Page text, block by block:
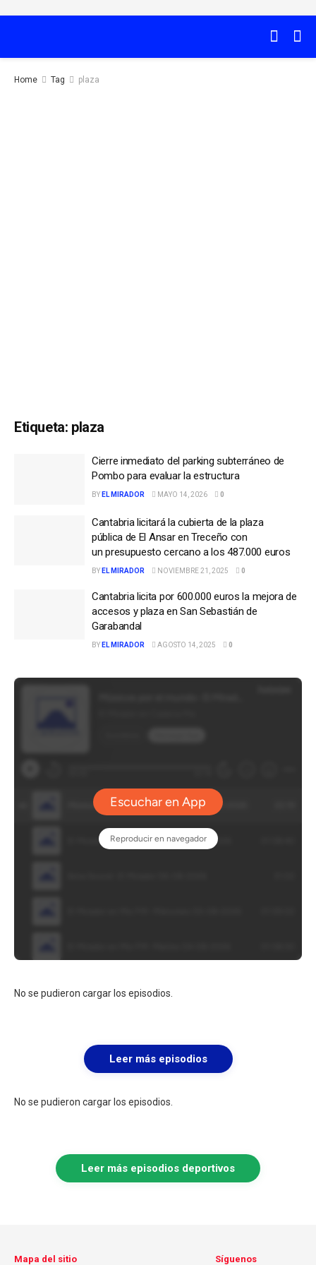
Home Tag plaza
Etiqueta: plaza
Cierre inmediato del parking subterráneo de
Pombo para evaluar la estructura
BY EL MIRADOR MAYO 14, 2026 0
Cantabria licitará la cubierta de la plaza
pública de El Ansar en Treceño con
un presupuesto cercano a los 487.000 euros
BY EL MIRADOR NOVIEMBRE 21, 2025 0
Cantabria licita por 600.000 euros la mejora de
accesos y plaza en San Sebastián de
Garabandal
BY EL MIRADOR AGOSTO 14, 2025 0
No se pudieron cargar los episodios.
Leer más episodios
No se pudieron cargar los episodios.
Leer más episodios deportivos
Mapa del sitio Síguenos